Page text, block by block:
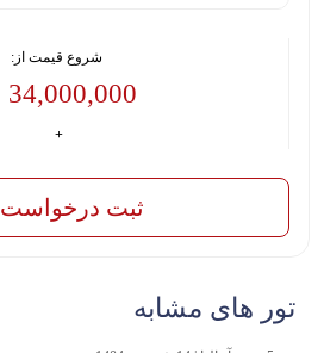
شروع قیمت از:
34,000,000
ثبت درخواست
تور های مشابه